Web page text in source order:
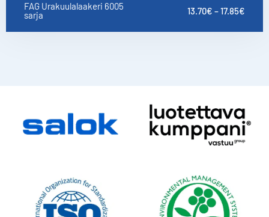
FAG Urakuulalaakeri 6005
sarja
13.70€ –17.85€